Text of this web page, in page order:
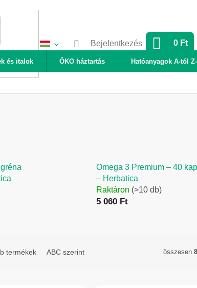
Bejelentkezés 0 Ft
és italok ÖKO háztartás Hatóanyagok A-tól
Omega 3 Premium – 40
– Herbatica
Raktáron (>10 db)
5 060 Ft
termékek ABC szerint összesen